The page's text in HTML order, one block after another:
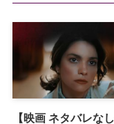
【映画 ネタバレな